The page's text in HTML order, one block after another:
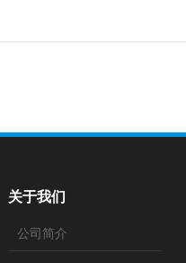
关于我们
公司简介